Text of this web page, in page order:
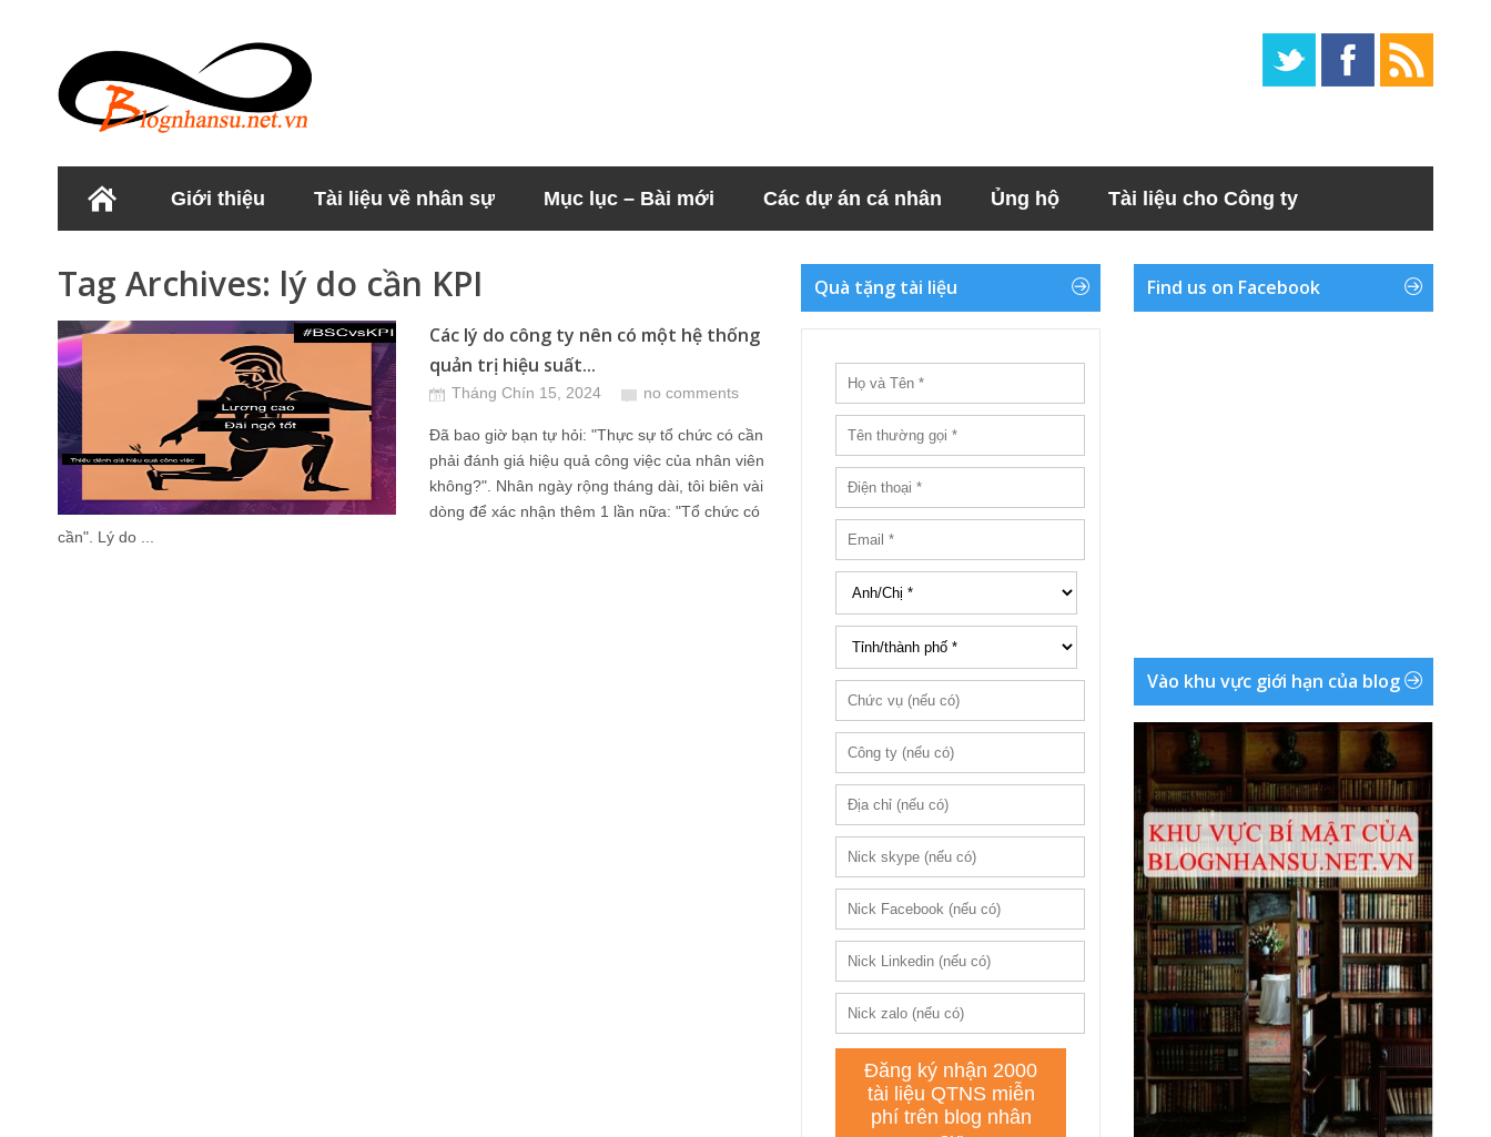
Giới thiệu Tài liệu về nhân sự Mục lục – Bài mới Các dự án cá nhân Ủng hộ Tài liệu cho Công ty
Tag Archives: lý do cần KPI
Các lý do công ty nên có một hệ thống
quản trị hiệu suất...
Tháng Chín 15, 2024 no comments
Đã bao giờ bạn tự hỏi: "Thực sự tổ chức có cần
phải đánh giá hiệu quả công việc của nhân viên
không?". Nhân ngày rộng tháng dài, tôi biên vài
dòng để xác nhận thêm 1 lần nữa: "Tổ chức có
cần". Lý do ...
Quà tặng tài liệu Find us on Facebook
Vào khu vực giới hạn của blog